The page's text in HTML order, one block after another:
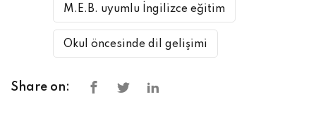
M.E.B. uyumlu İngilizce eğitim
Okul öncesinde dil gelişimi
Share on: